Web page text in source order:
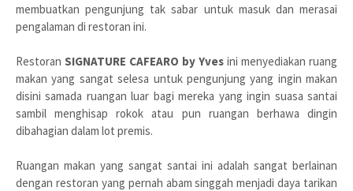
membuatkan pengunjung tak sabar untuk masuk dan merasai
pengalaman di restoran ini.
Restoran SIGNATURE CAFEARO by Yves ini menyediakan ruang
makan yang sangat selesa untuk pengunjung yang ingin makan
disini samada ruangan luar bagi mereka yang ingin suasa santai
sambil menghisap rokok atau pun ruangan berhawa dingin
dibahagian dalam lot premis.
Ruangan makan yang sangat santai ini adalah sangat berlainan
dengan restoran yang pernah abam singgah menjadi daya tarikan